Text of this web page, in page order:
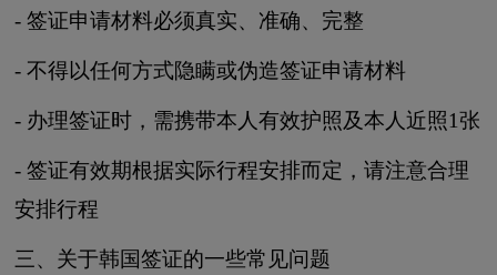
- 签证申请材料必须真实、准确、完整
- 不得以任何方式隐瞒或伪造签证申请材料
- 办理签证时，需携带本人有效护照及本人近照1张
- 签证有效期根据实际行程安排而定，请注意合理
安排行程
三、关于韩国签证的一些常见问题